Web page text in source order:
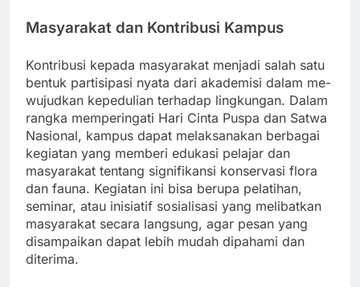
Masyarakat dan Kontribusi Kampus
Kontribusi kepada masyarakat menjadi salah satu
bentuk partisipasi nyata dari akademisi dalam me-
wujudkan kepedulian terhadap lingkungan. Dalam
rangka memperingati Hari Cinta Puspa dan Satwa
Nasional, kampus dapat melaksanakan berbagai
kegiatan yang memberi edukasi pelajar dan
masyarakat tentang signifikansi konservasi flora
dan fauna. Kegiatan ini bisa berupa pelatihan,
seminar, atau inisiatif sosialisasi yang melibatkan
masyarakat secara langsung, agar pesan yang
disampaikan dapat lebih mudah dipahami dan
diterima.